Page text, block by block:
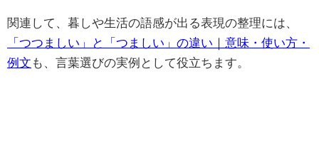
関連して、暮しや生活の語感が出る表現の整理には、
「つつましい」と「つましい」の違い｜意味・使い方・
例文 も、言葉選びの実例として役立ちます。